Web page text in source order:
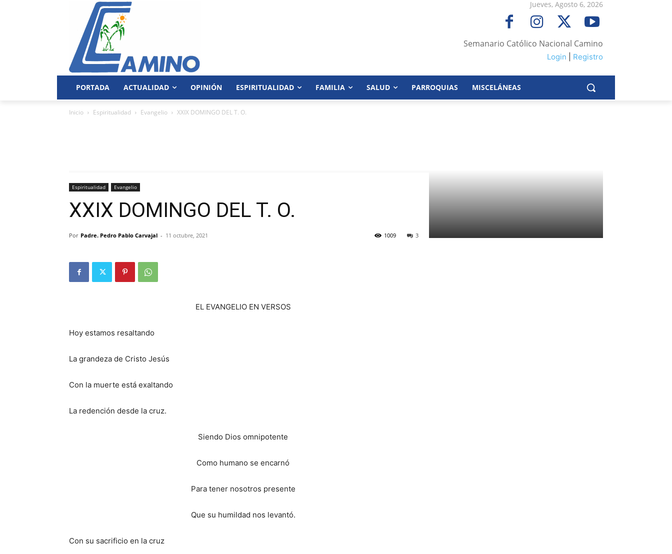
Jueves, Agosto 6, 2026
Semanario Católico Nacional Camino
Login Registro
PORTADA ACTUALIDAD OPINIÓN ESPIRITUALIDAD FAMILIA SALUD PARROQUIAS MISCELÁNEAS
Inicio Espiritualidad Evangelio XXIX DOMINGO DEL T. O.
Espiritualidad Evangelio
XXIX DOMINGO DEL T. O.
Por Padre. Pedro Pablo Carvajal - 11 octubre, 2021 3
1009
EL EVANGELIO EN VERSOS
Hoy estamos resaltando
La grandeza de Cristo Jesús
Con la muerte está exaltando
La redención desde la cruz.
Siendo Dios omnipotente
Como humano se encarnó
Para tener nosotros presente
Que su humildad nos levantó.
Con su sacrificio en la cruz